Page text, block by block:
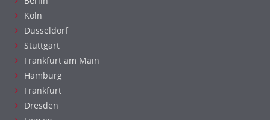
Beauty, Wellness
Elektrik, Sanitär, Heizung, Klima
Fertigung, Produktion
Gastronomie, Hotellerie
Holzhandwerk
Maler, Lackierer
Köln
Düsseldorf
Stuttgart
Frankfurt am Main
Hamburg
Frankfurt
Dresden